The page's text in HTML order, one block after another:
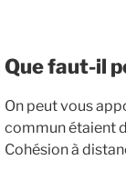
Que faut-il
On peut vous
commun étaient
Cohésion à